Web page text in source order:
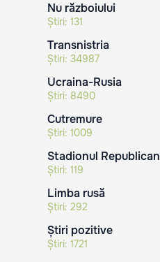
Nu războiului
Știri: 131
Transnistria
Știri: 34987
Ucraina-Rusia
Știri: 8490
Cutremure
Știri: 1009
Stadionul Republican
Știri: 119
Limba rusă
Știri: 292
Știri pozitive
Știri: 1721